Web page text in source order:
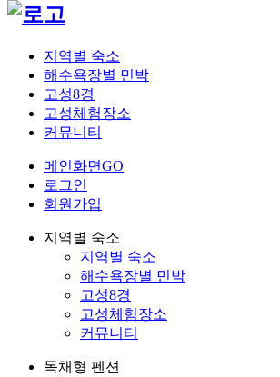
지역별 숙소
해수욕장별 민박
고성8경
고성체험장소
커뮤니티
메인화면GO
로그인
회원가입
지역별 숙소
지역별 숙소
해수욕장별 민박
고성8경
고성체험장소
커뮤니티
독채형 펜션